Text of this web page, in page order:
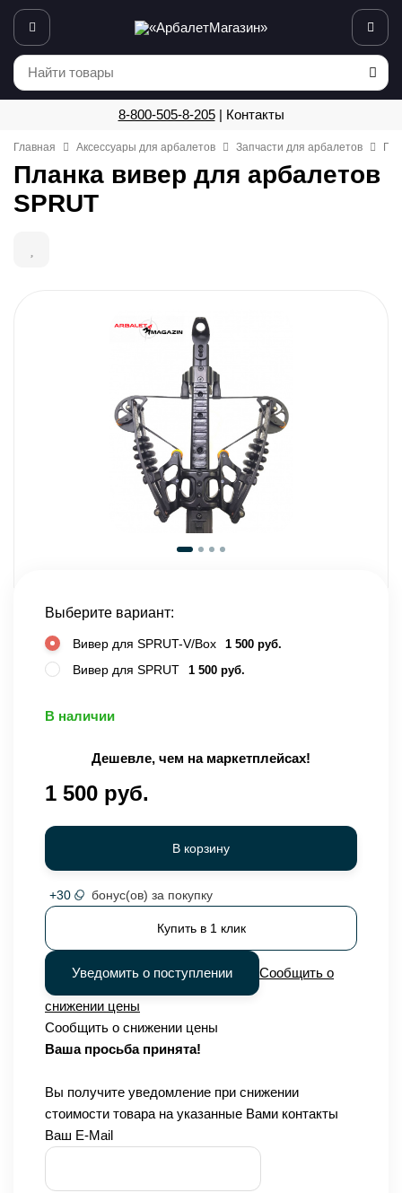
8-800-505-8-205| Контакты
Главная Аксессуары для арбалетов Запчасти для арбалетов
Планка вивер для арбалетов
SPRUT
Выберите вариант:
Вивер для SPRUT-V/Box 1 500 руб.
Вивер для SPRUT 1 500 руб.
В наличии
Дешевле, чем на маркетплейсах!
1 500 руб.
В корзину
+30 бонус(ов) за покупку
Купить в 1 клик
Уведомить о поступлении Сообщить о
снижении цены
Сообщить о снижении цены
Ваша просьба принята!
Вы получите уведомление при снижении
стоимости товара на указанные Вами контакты
Ваш E-Mail